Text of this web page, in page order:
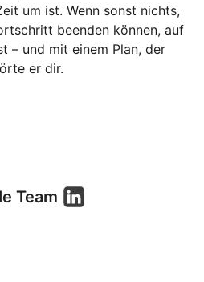
um ist. Wenn sonst nichts,
beenden können, auf
– und mit einem Plan, der
er dir.
Team